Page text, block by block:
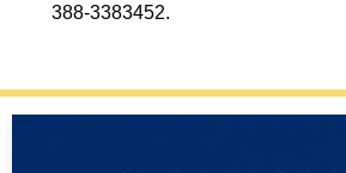
388-3383452.